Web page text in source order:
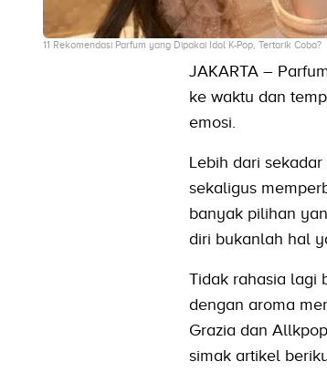
11 Rekomendasi Parfum yang Dipakai Idol K-Pop, Tertarik Coba?
JAKARTA –
ke waktu dan
emosi.
Lebih dari
sekaligus
banyak pilihan
diri bukanlah hal
Tidak rahasia lagi
dengan aroma
Grazia dan
simak artikel